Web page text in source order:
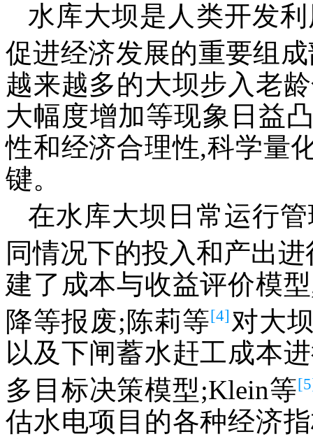
水库大坝是人类开发
促进经济发展的重要组
越来越多的大坝步入老
大幅度增加等现象日益
性和经济合理性,科学量
键。
在水库大坝日常运行
同情况下的投入和产出
建了成本与收益评价模
降等报废;陈莉等[4] 对大
以及下闸蓄水赶工成本
多目标决策模型;Klein等
估水电项目的各种经济